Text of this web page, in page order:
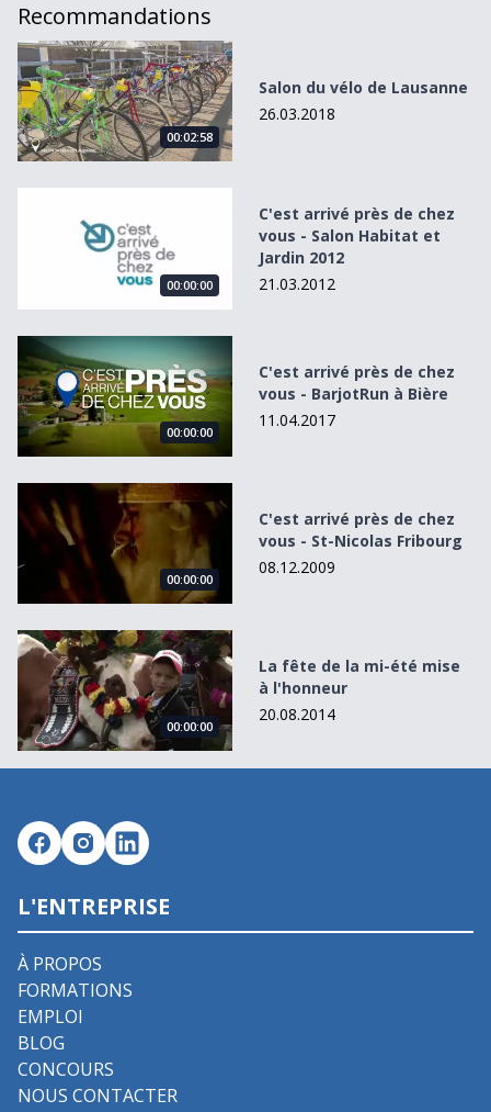
Recommandations
Salon du vélo de Lausanne
00:02:58
Salon du vélo de Lausanne
26.03.2018
00:00:00
C'est arrivé près de chez
vous - Salon Habitat et
Jardin 2012
21.03.2012
C&#039;est arrivé près de chez vous - BarjotRun à Bière
00:00:00
C'est arrivé près de chez
vous - BarjotRun à Bière
11.04.2017
C&#039;est arrivé près de chez vous - St-Nicolas Fribourg
00:00:00
C'est arrivé près de chez
vous - St-Nicolas Fribourg
08.12.2009
La fête de la mi-été mise à l&#039;honneur
00:00:00
La fête de la mi-été mise
à l'honneur
20.08.2014
L'ENTREPRISE
À PROPOS
FORMATIONS
EMPLOI
BLOG
CONCOURS
NOUS CONTACTER